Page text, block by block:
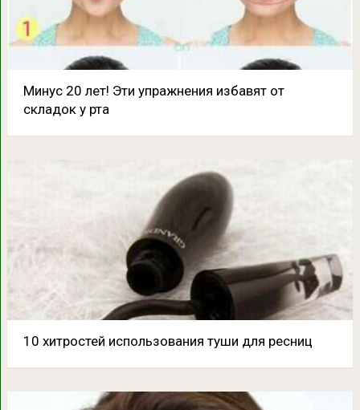
Минус 20 лет! Эти упражнения избавят от
складок у рта
10 хитростей использования туши для ресниц